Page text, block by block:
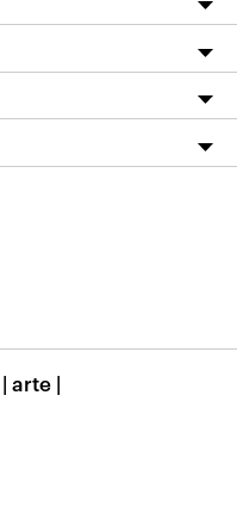
| arte |